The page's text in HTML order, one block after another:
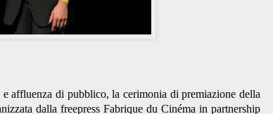
affluenza di pubblico, la cerimonia di premiazione della
dalla freepress Fabrique du Cinéma in partnership